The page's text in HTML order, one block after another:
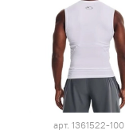
арт. 1361522-100